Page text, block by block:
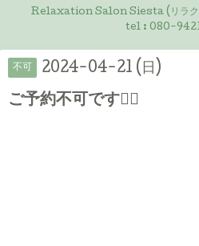
Relaxation Salon Siesta (リラク
tel : 080-
不可 2024-04-21 (日)
ご予約不可です🙇‍♀️